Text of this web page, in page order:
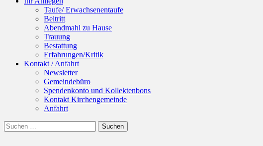
Taufe/ Erwachsenentaufe
Beitritt
Abendmahl zu Hause
Trauung
Bestattung
Erfahrungen/Kritik
Kontakt / Anfahrt
Newsletter
Gemeindebüro
Spendenkonto und Kollektenbons
Kontakt Kirchengemeinde
Anfahrt
Suchen
Suchen
nach: